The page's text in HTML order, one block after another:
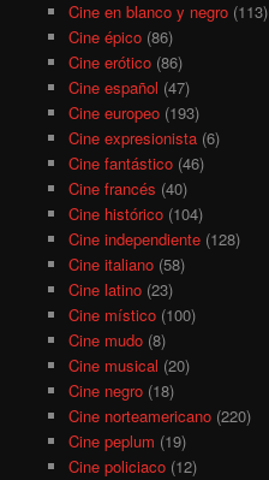
Cine en blanco y negro(113)
Cine épico(86)
Cine erótico(86)
Cine español (47)
Cine europeo(193)
Cine expresionista(6)
Cine fantástico(46)
Cine francés (40)
Cine histórico(104)
Cine independiente(128)
Cine italiano(58)
Cine latino(23)
Cine místico(100)
Cine mudo(8)
Cine musical (20)
Cine negro(18)
Cine norteamericano(220)
Cine peplum (19)
Cine policiaco(12)